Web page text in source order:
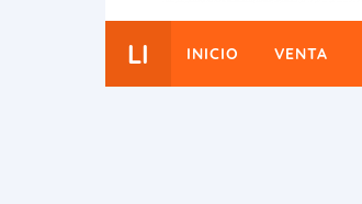
LI INICIO VENTA